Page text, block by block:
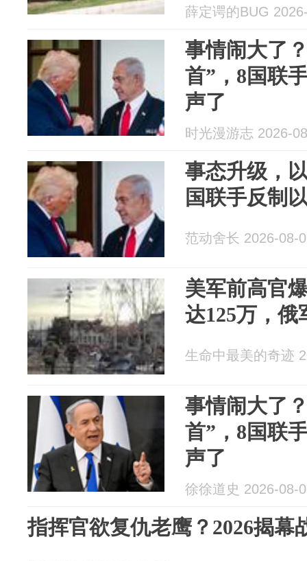
薛定谔的BUG
事情闹大了
首”，8国联
声了
时光漫游志 2026-
事态升级，
国联手反制
范动舍长 2026-08-
美军前高官
达125万，俄
生命中最美的奇迹
事情闹大了
首”，8国联
声了
徐徐道史 2026-08-
指挥官欲复仇老鹰？2026揭幕